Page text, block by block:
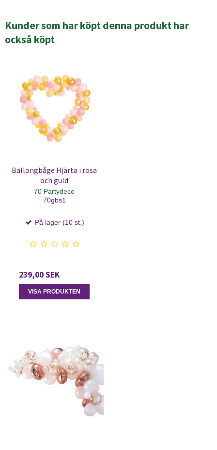
Kunder som har köpt denna produkt har
också köpt
Ballongbåge Hjärta i rosa
och guld
70 Partydeco
70gbs1
På lager (10 st.)
239,00 SEK
VISA PRODUKTEN